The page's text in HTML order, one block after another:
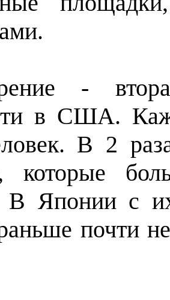
-
в США.
В 2
которые
В Японии с
почти